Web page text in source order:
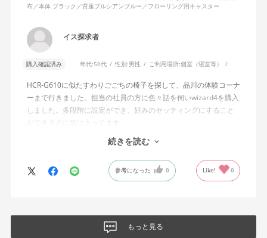
角度でもバランスをとりやすい反力特性に自動調整する機能」と
説明されています。しかし、この機能と、最弱設定でも背もたれ
説明を読んでも理解できませんでした。
問い合わせに対しては、「オートフィットシンクロロッキングの
反力特性を自動調整する機能が働いているため」「Wizard2とは機
構が異なるため、同じ挙動にはならない」との回答をいただきま
強度調整との関係や、最弱設定であっても大きな反力が残る理由
製品自体に不具合があるとは考えていませんが、少なくとも私の
ングの特性や体重による使用感の違いが、より分かりやすく案内
されることを期待します。
布／本体 ブラック／背座プルシアンブルー／フローリング用キャスター
イス探求者
購入確認済み 年代:50代 性別:男性 ご利用場所:個室（寝室等）
HCR-G610に似たすわりごごちの椅子を探して、品川の体験コーナ
ーまで行きました。担当の社員の方に色々話を伺いwizard4を購入
しました。多段階に設定ができ、好みのセッティングにすること
ができる点に気に入ってます。
しいて言えば、座面がもう少し硬めが好みに近かったなと思いま
す。座面の硬さまで調節出来る機能が有れば完璧だと思います。
続きを読む
参考になった 0 Like! 0
もっと見る